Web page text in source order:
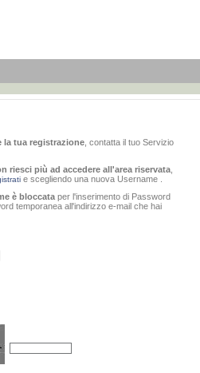
la tua registrazione, contatta il tuo Servizio
riesci più ad accedere all'area riservata,
e scegliendo una nuova Username .
è bloccataper l'inserimento di Password
temporanea all'indirizzo e-mail che hai